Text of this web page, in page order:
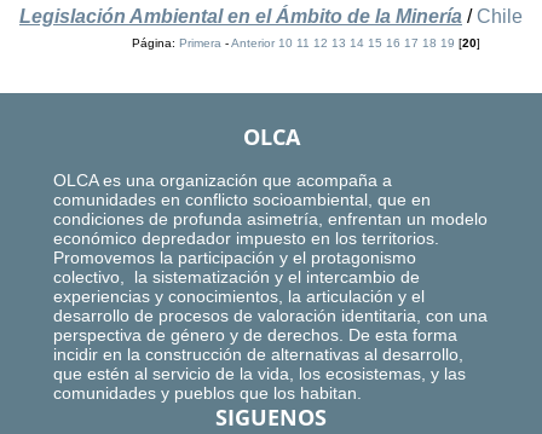
Legislación Ambiental en el Ámbito de la Minería / Chile
Página:Primera -Anterior 10 11 12 13 14 15 16 17 18 19 [20]
OLCA
OLCA es una organización que acompaña a
comunidades en conflicto socioambiental, que en
condiciones de profunda asimetría, enfrentan un modelo
económico depredador impuesto en los territorios.
Promovemos la participación y el protagonismo
colectivo, la sistematización y el intercambio de
experiencias y conocimientos, la articulación y el
desarrollo de procesos de valoración identitaria, con una
perspectiva de género y de derechos. De esta forma
incidir en la construcción de alternativas al desarrollo,
que estén al servicio de la vida, los ecosistemas, y las
comunidades y pueblos que los habitan.
SIGUENOS